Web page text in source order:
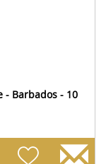
- Barbados - 10